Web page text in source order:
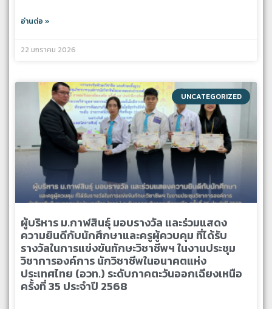
อ่านต่อ »
22 มกราคม 2026
UNCATEGORIZED
ผู้บริหาร ม.กาฬสินธุ์ มอบรางวัล และร่วมแสดง
ความยินดีกับนักศึกษาและครูผู้ควบคุม ที่ได้รับ
รางวัลในการแข่งขันทักษะวิชาชีพฯ ในงานประชุม
วิชาการองค์การ นักวิชาชีพในอนาคตแห่ง
ประเทศไทย (อวท.) ระดับภาคตะวันออกเฉียงเหนือ
ครั้งที่ 35 ประจำปี 2568